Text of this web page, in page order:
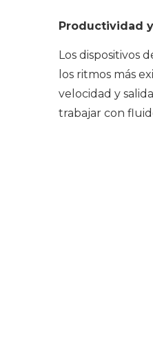
Productividad
Los dispositivos
los ritmos más
velocidad y
trabajar con